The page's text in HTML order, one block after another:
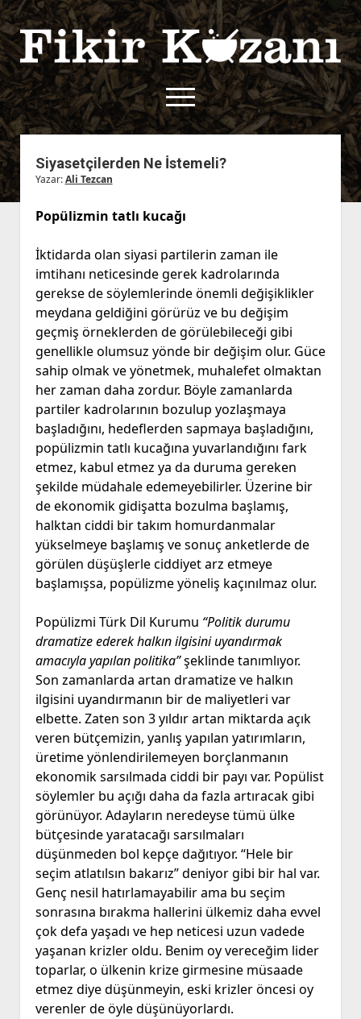
Fikir
Kazanı
menüyü
aç
twitterfacebook
rss
Kullanım Koşulları
Çerez Politikası
İletişim
Kurallar
Siyasetçilerden Ne İstemeli?
Yazar:Ali Tezcan
Popülizmin tatlı kucağı
İktidarda olan siyasi partilerin zaman ile
imtihanı neticesinde gerek kadrolarında
gerekse de söylemlerinde önemli değişiklikler
meydana geldiğini görürüz ve bu değişim
geçmiş örneklerden de görülebileceği gibi
genellikle olumsuz yönde bir değişim olur. Güce
sahip olmak ve yönetmek, muhalefet olmaktan
her zaman daha zordur. Böyle zamanlarda
partiler kadrolarının bozulup yozlaşmaya
başladığını, hedeflerden sapmaya başladığını,
popülizmin tatlı kucağına yuvarlandığını fark
etmez, kabul etmez ya da duruma gereken
şekilde müdahale edemeyebilirler. Üzerine bir
de ekonomik gidişatta bozulma başlamış,
halktan ciddi bir takım homurdanmalar
yükselmeye başlamış ve sonuç anketlerde de
görülen düşüşlerle ciddiyet arz etmeye
başlamışsa, popülizme yöneliş kaçınılmaz olur.
Popülizmi Türk Dil Kurumu “Politik durumu
dramatize ederek halkın ilgisini uyandırmak
amacıyla yapılan politika”şeklinde tanımlıyor.
Son zamanlarda artan dramatize ve halkın
ilgisini uyandırmanın bir de maliyetleri var
elbette. Zaten son 3 yıldır artan miktarda açık
veren bütçemizin, yanlış yapılan yatırımların,
üretime yönlendirilemeyen borçlanmanın
ekonomik sarsılmada ciddi bir payı var. Popülist
söylemler bu açığı daha da fazla artıracak gibi
görünüyor. Adayların neredeyse tümü ülke
bütçesinde yaratacağı sarsılmaları
düşünmeden bol kepçe dağıtıyor. “Hele bir
seçim atlatılsın bakarız” deniyor gibi bir hal var.
Genç nesil hatırlamayabilir ama bu seçim
sonrasına bırakma hallerini ülkemiz daha evvel
çok defa yaşadı ve hep neticesi uzun vadede
yaşanan krizler oldu. Benim oy vereceğim lider
toparlar, o ülkenin krize girmesine müsaade
etmez diye düşünmeyin, eski krizler öncesi oy
verenler de öyle düşünüyorlardı.